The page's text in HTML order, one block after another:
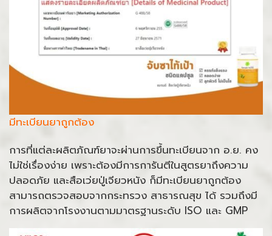
มีทะเบียนยาถูกต้อง
การที่แต่ละผลิตภัณฑ์ยาจะผ่านการขึ้นทะเบียนจาก อ.ย. คง
ไม่ใช่เรื่องง่าย เพราะต้องมีการการันตีในสูตรยาถึงความ
ปลอดภัย และสือเว่ยปู่เจียวหนัง ก็มีทะเบียนยาถูกต้อง
สามารถตรวจสอบจากกระทรวง สาธารณสุข ได้ รวมถึงมี
การผลิตจากโรงงานตามมาตรฐานระดับ ISO และ GMP